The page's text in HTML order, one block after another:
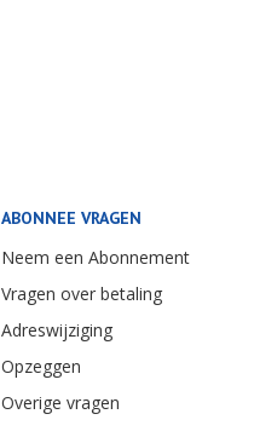
ABONNEE VRAGEN
Neem een Abonnement
Vragen over betaling
Adreswijziging
Opzeggen
Overige vragen